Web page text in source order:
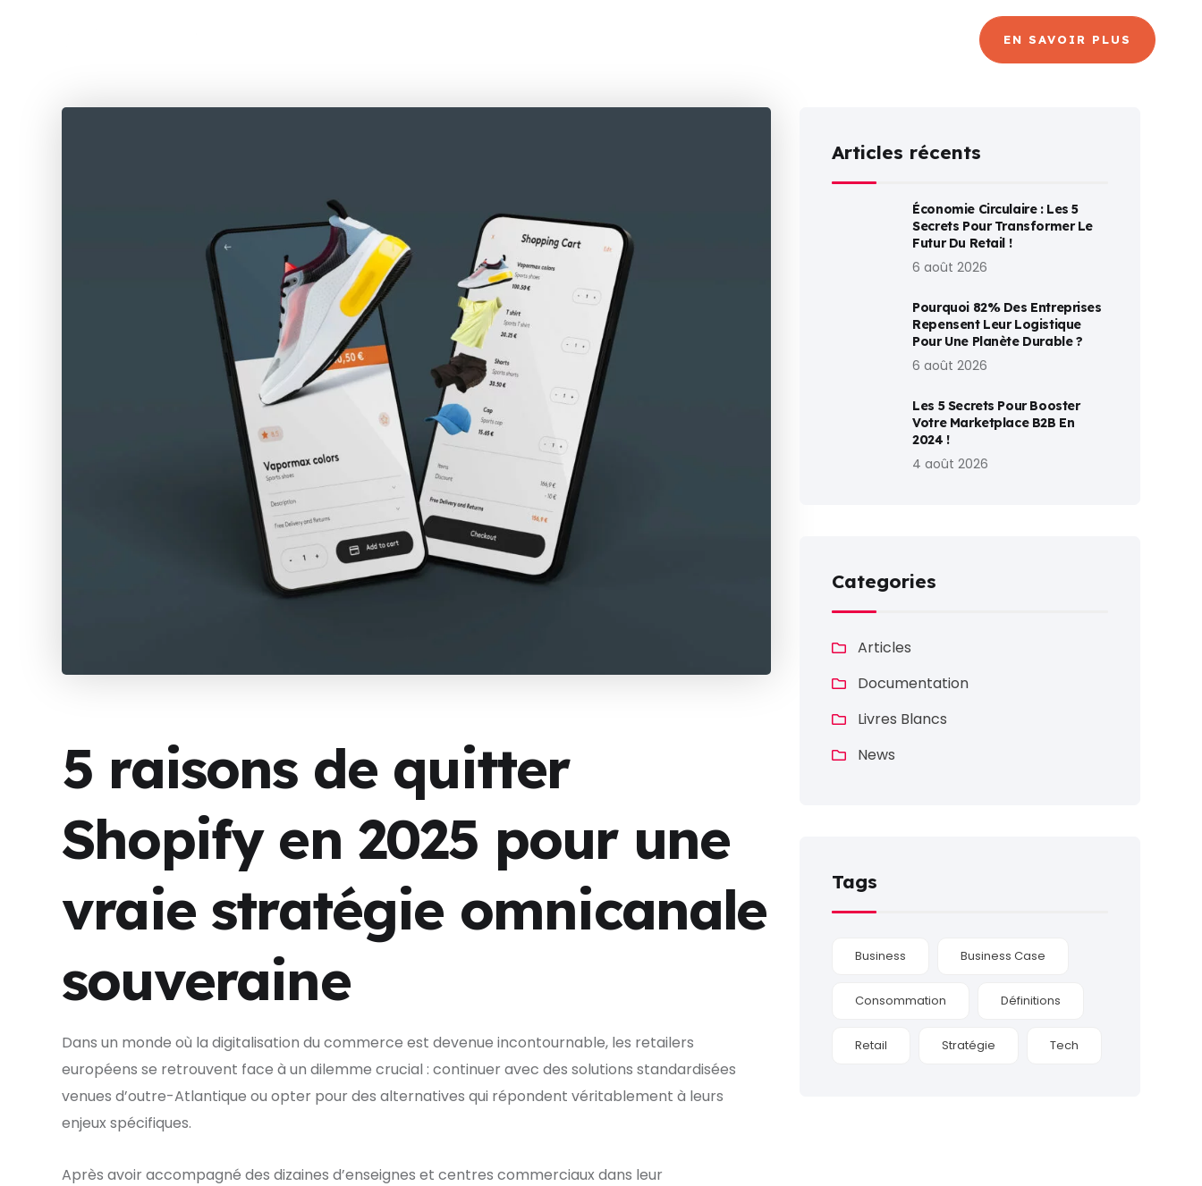
EN SAVOIR PLUS
5 raisons de quitter
Shopify en 2025 pour une
vraie stratégie omnicanale
souveraine
Dans un monde où la digitalisation du commerce est devenue incontournable, les retailers
européens se retrouvent face à un dilemme crucial : continuer avec des solutions standardisées
venues d’outre-Atlantique ou opter pour des alternatives qui répondent véritablement à leurs
enjeux spécifiques.
Après avoir accompagné des dizaines d’enseignes et centres commerciaux dans leur
Articles récents
Économie Circulaire : Les 5
Secrets Pour Transformer Le
Futur Du Retail !
6 août 2026
Pourquoi 82% Des Entreprises
Repensent Leur Logistique
Pour Une Planète Durable ?
6 août 2026
Les 5 Secrets Pour Booster
Votre Marketplace B2B En
2024 !
4 août 2026
Categories
Articles
Documentation
Livres Blancs
News
Tags
Business Business Case
Consommation Définitions
Retail Stratégie Tech